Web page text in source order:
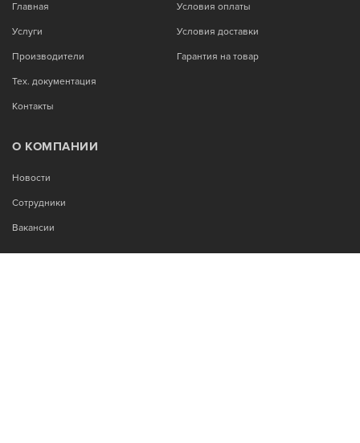
Главная
Услуги
Производители
Тех. документация
Контакты
Условия оплаты
Условия доставки
Гарантия на товар
О КОМПАНИИ
Новости
Сотрудники
Вакансии